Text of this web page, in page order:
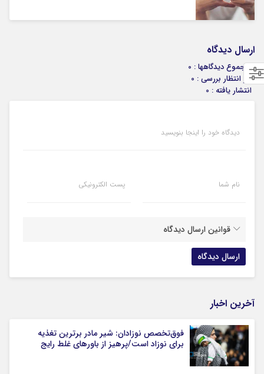
ارسال دیدگاه
مجموع دیدگاهها : 0
در انتظار بررسی : 0
انتشار یافته : 0
دیدگاه خود را اینجا بنویسید
نام شما پست الکترونیکی
قوانین ارسال دیدگاه
آخرین اخبار
فوق‌تخصص نوزادان: شیر مادر برترین تغذیه
برای نوزاد است/پرهیز از باورهای غلط رایج